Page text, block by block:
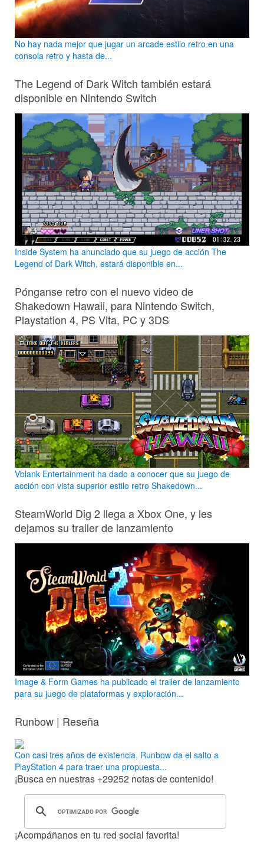
No hay nada mejor que jugar un arcade estilo retro en una
consola retro y hasta de...
The Legend of Dark Witch también estará
disponible en Nintendo Switch
Inside System ha anunciado que su juego de acción The
Legend of Dark Witch, estará disponible en...
Pónganse retro con el nuevo video de
Shakedown Hawaii, para Nintendo Switch,
Playstation 4, PS Vita, PC y 3DS
Vblank Entertainment ha dado a conocer que su juego de
acción con vista superior estilo retro Shakedown...
SteamWorld Dig 2 llega a Xbox One, y les
dejamos su trailer de lanzamiento
Image & Form Games ha publicado el trailer de lanzamiento
para su juego de plataformas y exploración...
Runbow | Reseña
Con casi tres años de existencia, Runbow da el salto a
PlayStation 4 para traer una propuesta...
¡Busca en nuestras +29252 notas de contenido!
¡Acompáñanos en tu red social favorita!